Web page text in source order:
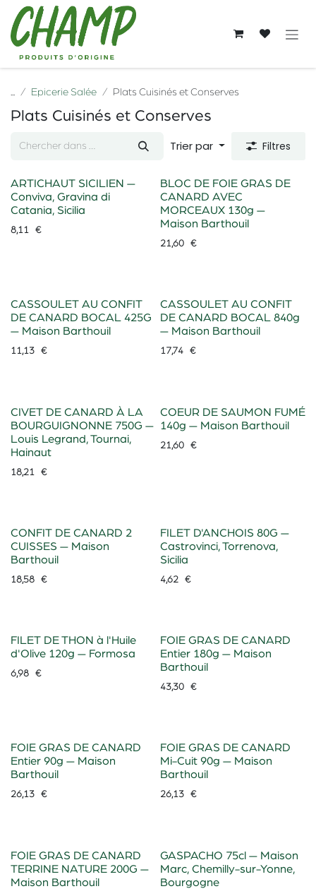
Se rendre au contenu
... Epicerie Salée Plats Cuisinés et Conserves
Plats Cuisinés et Conserves
Trier par Filtres
ARTICHAUT SICILIEN —
Conviva, Gravina di
Catania, Sicilia
8,11 €
BLOC DE FOIE GRAS DE
CANARD AVEC
MORCEAUX 130g —
Maison Barthouil
21,60€
CASSOULET AU CONFIT
DE CANARD BOCAL 425G
— Maison Barthouil
11,13 €
CASSOULET AU CONFIT
DE CANARD BOCAL 840g
— Maison Barthouil
17,74€
CIVET DE CANARD À LA
BOURGUIGNONNE 750G —
Louis Legrand, Tournai,
Hainaut
18,21 €
COEUR DE SAUMON FUMÉ
140g — Maison Barthouil
21,60€
CONFIT DE CANARD 2
CUISSES — Maison
Barthouil
18,58 €
FILET D'ANCHOIS 80G —
Castrovinci, Torrenova,
Sicilia
4,62€
FILET DE THON à l'Huile
d'Olive 120g — Formosa
6,98 €
FOIE GRAS DE CANARD
Entier 180g — Maison
Barthouil
43,30€
FOIE GRAS DE CANARD
Entier 90g — Maison
Barthouil
26,13 €
FOIE GRAS DE CANARD
Mi-Cuit 90g — Maison
Barthouil
26,13€
FOIE GRAS DE CANARD
TERRINE NATURE 200G —
Maison Barthouil
GASPACHO 75cl — Maison
Marc, Chemilly-sur-Yonne,
Bourgogne